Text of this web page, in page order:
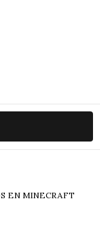
EN MINECRAFT